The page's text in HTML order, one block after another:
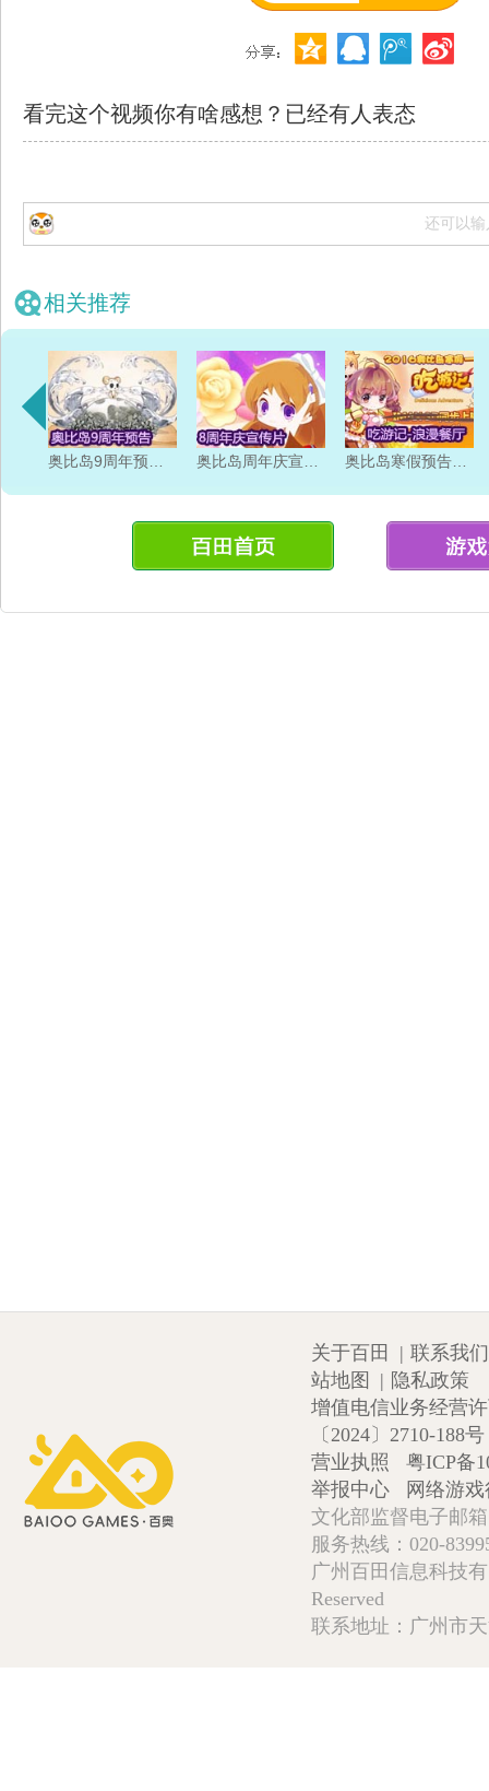
看完这个视频你有啥感想？已经有人表态
还可以输
相关推荐
关于百田 | 联系我们
站地图
| 隐私政策
增值电信业务经营
〔2024〕2710-188号
营业执照
粤ICP备
举报中心
网络游
文化部监督电子邮
服务热线：020-
广州百田信息科技
Reserved
联系地址：广州市